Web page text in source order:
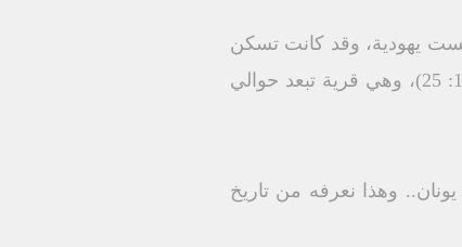
يهودية، وقد كانت تسكن
في منطقة بعيدة عن شعب إسرائيل، بينما يونان هو نبي يهودي، من بلده اسمها جَتّ حافر (2مل14: 25)، وهي قرية تبعد حوالي
وهذا نعرفه من تاريخ